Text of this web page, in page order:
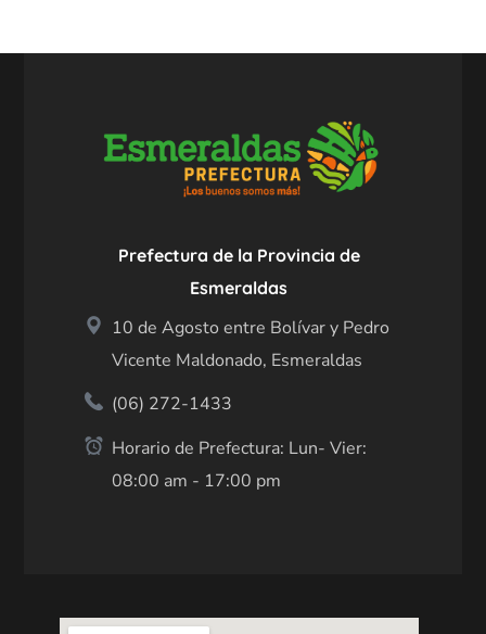
Prefectura de la Provincia de
Esmeraldas
10 de Agosto entre Bolívar y Pedro
Vicente Maldonado, Esmeraldas
(06) 272-1433
Horario de Prefectura: Lun- Vier:
08:00 am - 17:00 pm